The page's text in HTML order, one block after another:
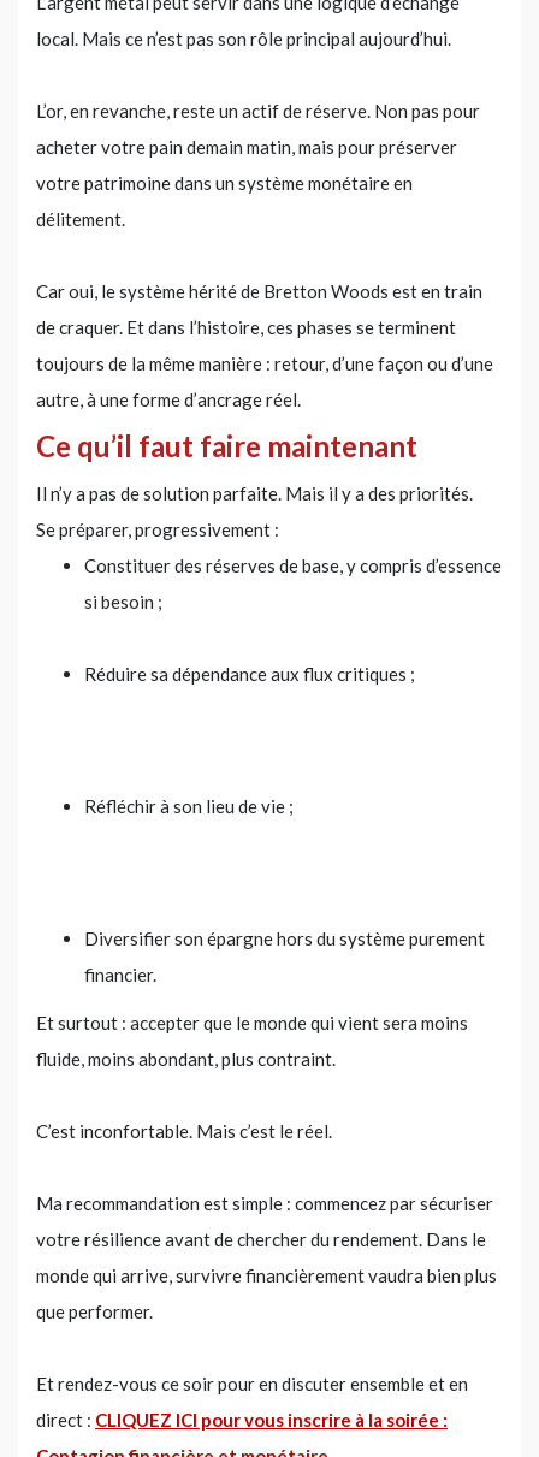
local. Mais ce n’est pas son rôle principal aujourd’hui.
L’or, en revanche, reste un actif de réserve. Non pas pour
acheter votre pain demain matin, mais pour préserver
votre patrimoine dans un système monétaire en
délitement.
Car oui, le système hérité de Bretton Woods est en train
de craquer. Et dans l’histoire, ces phases se terminent
toujours de la même manière : retour, d’une façon ou d’une
autre, à une forme d’ancrage réel.
Ce qu’il faut faire maintenant
Il n’y a pas de solution parfaite. Mais il y a des priorités.
Se préparer, progressivement :
Constituer des réserves de base, y compris d’essence
si besoin ;
Réduire sa dépendance aux flux critiques ;
Réfléchir à son lieu de vie ;
Diversifier son épargne hors du système purement
financier.
Et surtout : accepter que le monde qui vient sera moins
fluide, moins abondant, plus contraint.
C’est inconfortable. Mais c’est le réel.
Ma recommandation est simple : commencez par sécuriser
votre résilience avant de chercher du rendement. Dans le
monde qui arrive, survivre financièrement vaudra bien plus
que performer.
Et rendez-vous ce soir pour en discuter ensemble et en
direct : CLIQUEZ ICI pour vous inscrire à la soirée :